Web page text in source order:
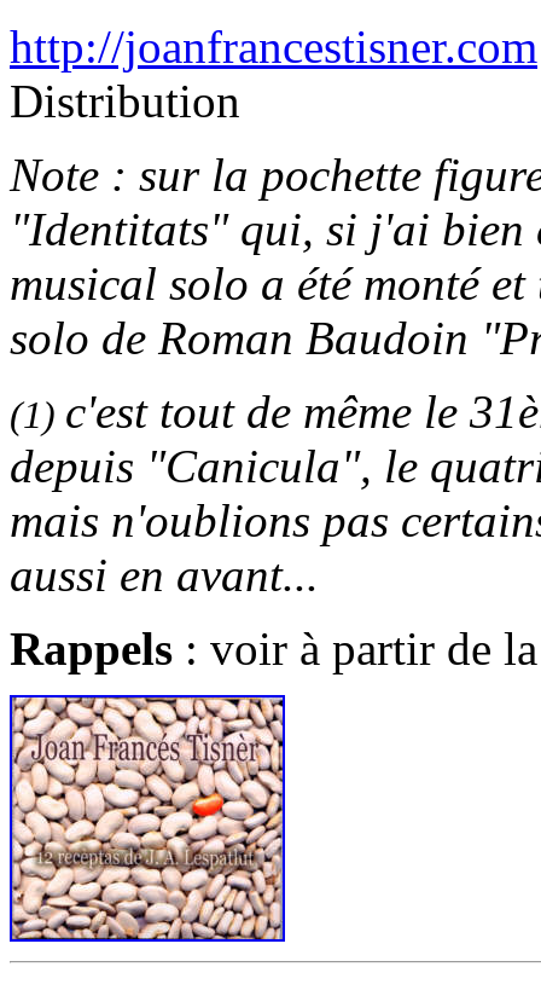
http://joanfrancestisner.com
Distribution
Note : sur la pochette
"Identitats" qui, si j'ai bien
musical solo a été monté
solo de Roman Baudoin
(1) c'est tout de même le
depuis "Canicula", le
mais n'oublions pas
aussi en avant...
Rappels : voir à partir de